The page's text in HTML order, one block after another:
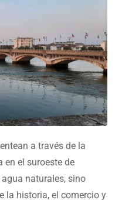
a través de la
en el suroeste de
naturales, sino
la historia, el comercio y